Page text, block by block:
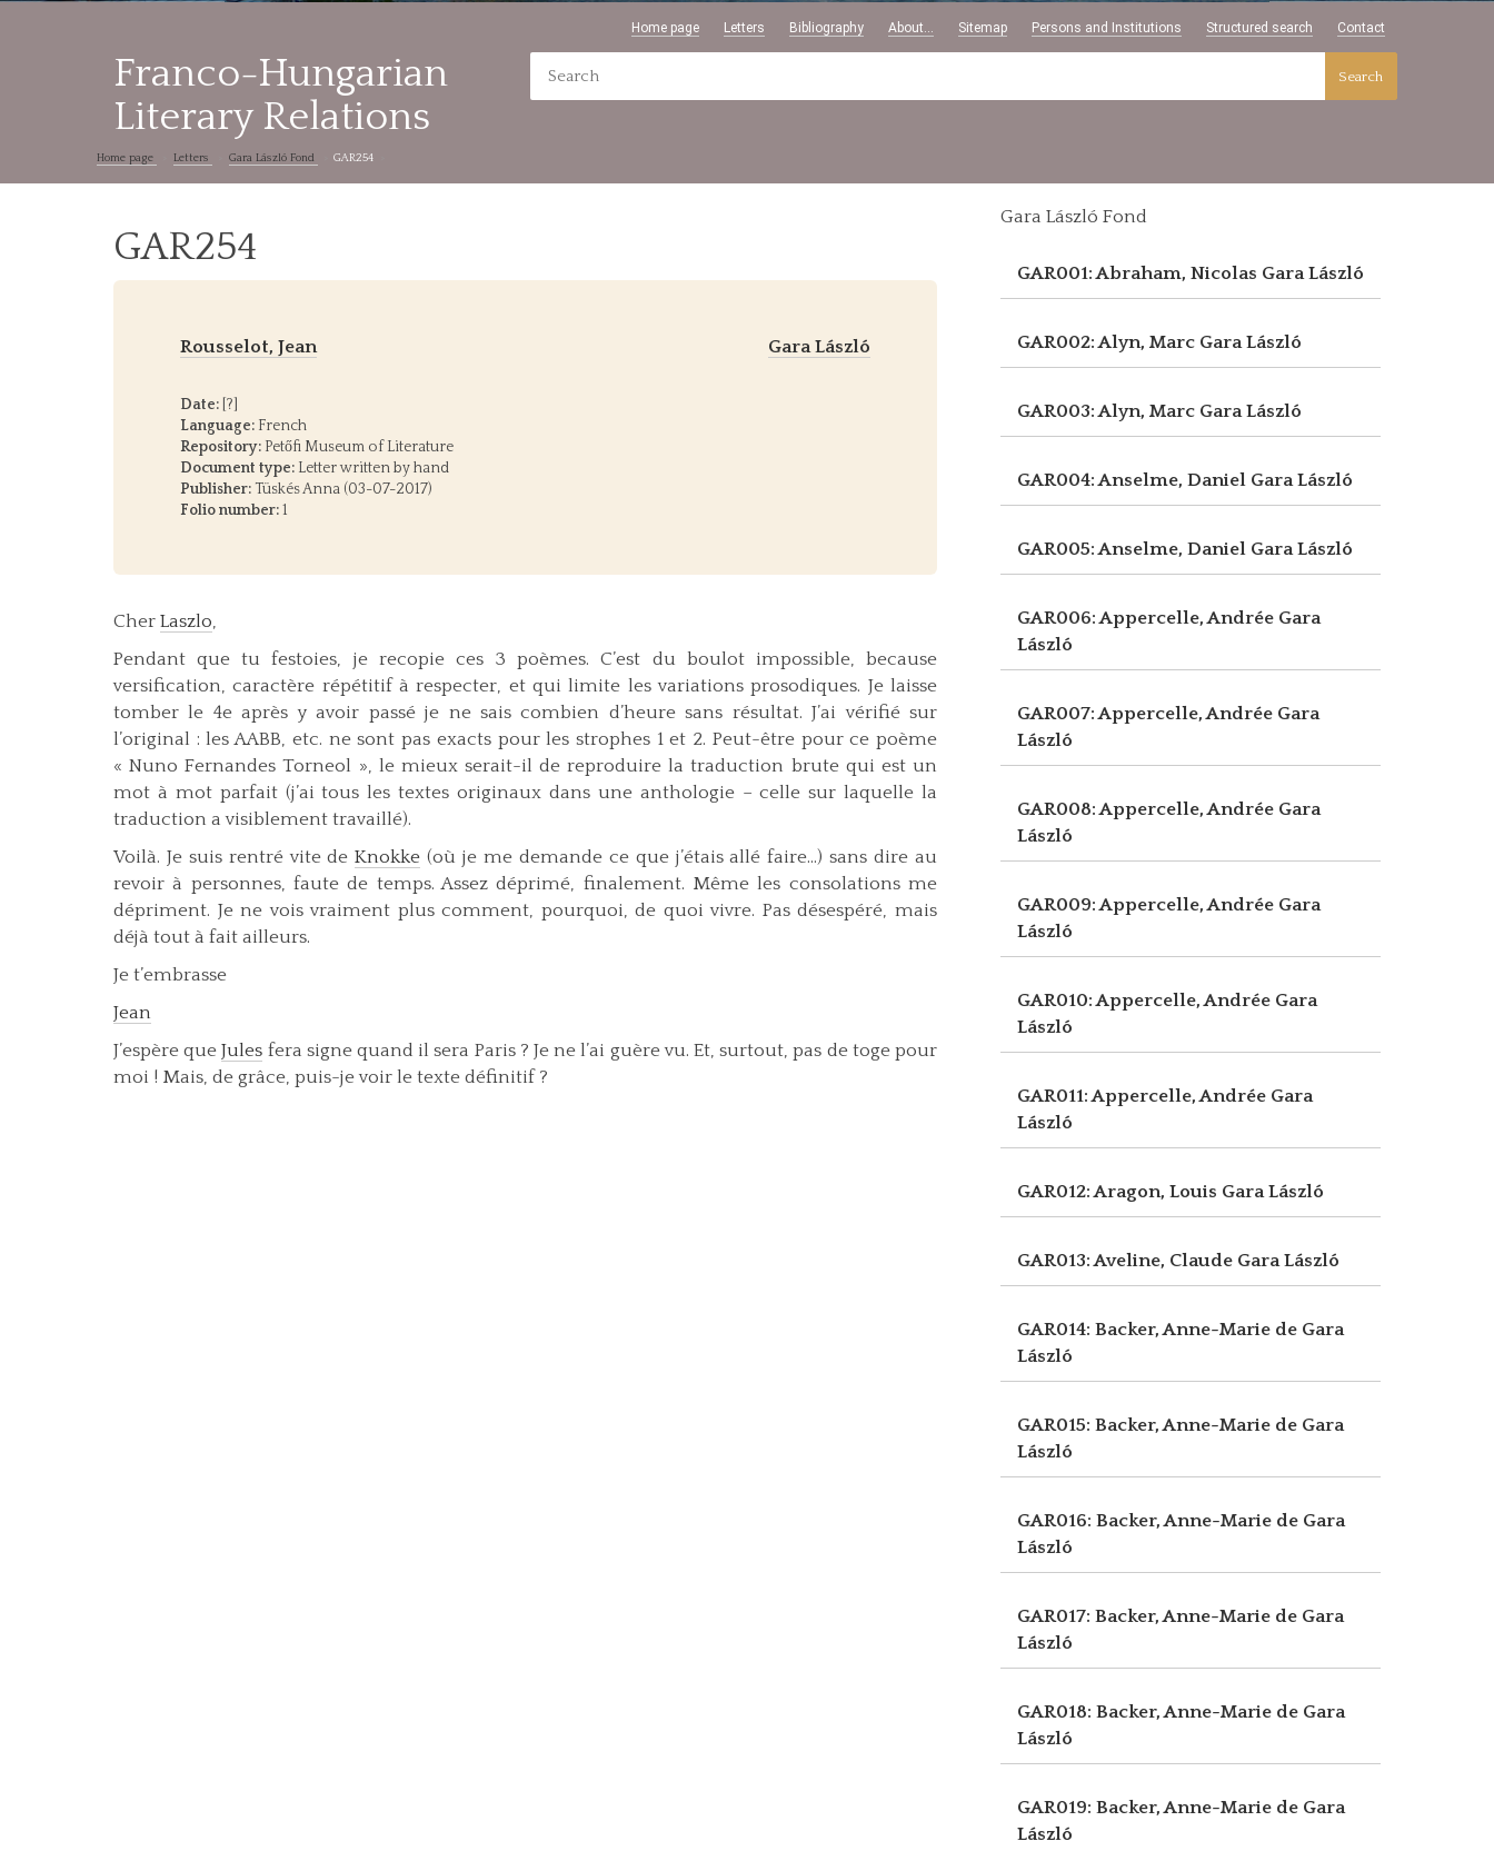
Home page Letters Bibliography About... Sitemap Persons and Institutions Structured search Contact
Franco-Hungarian
Literary Relations
Search
Home page Letters Gara László Fond GAR254
GAR254
Rousselot, Jean Gara László
Date: [?]
Language: French
Repository: Petőfi Museum of Literature
Document type: Letter written by hand
Publisher: Tüskés Anna (03-07-2017)
Folio number:1
Cher Laszlo,
Pendant que tu festoies, je recopie ces 3 poèmes. C’est du boulot impossible, because
versification, caractère répétitif à respecter, et qui limite les variations prosodiques. Je laisse
tomber le 4e après y avoir passé je ne sais combien d’heure sans résultat. J’ai vérifié sur
l’original : les AABB, etc. ne sont pas exacts pour les strophes 1 et 2. Peut-être pour ce poème
« Nuno Fernandes Torneol », le mieux serait-il de reproduire la traduction brute qui est un
mot à mot parfait (j’ai tous les textes originaux dans une anthologie – celle sur laquelle la
traduction a visiblement travaillé).
Voilà. Je suis rentré vite deKnokke (où je me demande ce que j’étais allé faire...) sans dire au
revoir à personnes, faute de temps. Assez déprimé, finalement. Même les consolations me
dépriment. Je ne vois vraiment plus comment, pourquoi, de quoi vivre. Pas désespéré, mais
déjà tout à fait ailleurs.
Je t’embrasse
Jean
J’espère queJules fera signe quand il sera Paris ? Je ne l’ai guère vu. Et, surtout, pas de toge pour
moi ! Mais, de grâce, puis-je voir le texte définitif ?
Gara László Fond
GAR001: Abraham, Nicolas Gara László
GAR002: Alyn, Marc Gara László
GAR003: Alyn, Marc Gara László
GAR004: Anselme, Daniel Gara László
GAR005: Anselme, Daniel Gara László
GAR006: Appercelle, Andrée Gara
László
GAR007: Appercelle, Andrée Gara
László
GAR008: Appercelle, Andrée Gara
László
GAR009: Appercelle, Andrée Gara
László
GAR010: Appercelle, Andrée Gara
László
GAR011: Appercelle, Andrée Gara
László
GAR012: Aragon, Louis Gara László
GAR013: Aveline, Claude Gara László
GAR014: Backer, Anne-Marie de Gara
László
GAR015: Backer, Anne-Marie de Gara
László
GAR016: Backer, Anne-Marie de Gara
László
GAR017: Backer, Anne-Marie de Gara
László
GAR018: Backer, Anne-Marie de Gara
László
GAR019: Backer, Anne-Marie de Gara
László